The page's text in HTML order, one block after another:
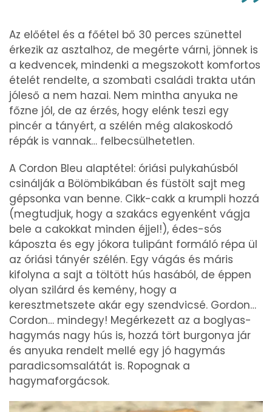
Az előétel és a főétel bő 30 perces szünettel
érkezik az asztalhoz, de megérte várni, jönnek is
a kedvencek, mindenki a megszokott komfortos
ételét rendelte, a szombati családi trakta után
jóleső a nem hazai. Nem mintha anyuka ne
főzne jól, de az érzés, hogy elénk teszi egy
pincér a tányért, a szélén még alakoskodó
répák is vannak… felbecsülhetetlen.
A Cordon Bleu alaptétel: óriási pulykahúsból
csinálják a Bölömbikában és füstölt sajt meg
gépsonka van benne. Cikk-cakk a krumpli hozzá
(megtudjuk, hogy a szakács egyenként vágja
bele a cakokkat minden éjjel!), édes-sós
káposzta és egy jókora tulipánt formáló répa ül
az óriási tányér szélén. Egy vágás és máris
kifolyna a sajt a töltött hús hasából, de éppen
olyan szilárd és kemény, hogy a
keresztmetszete akár egy szendvicsé. Gordon…
Cordon… mindegy! Megérkezett az a boglyas-
hagymás nagy hús is, hozzá tört burgonya jár
és anyuka rendelt mellé egy jó hagymás
paradicsomsalátát is. Ropognak a
hagymaforgácsok.